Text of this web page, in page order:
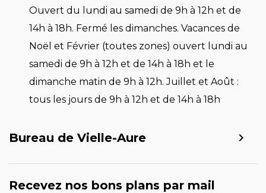
Ouvert du lundi au samedi de 9h à 12h et de
14h à 18h. Fermé les dimanches. Vacances de
Noël et Février (toutes zones) ouvert lundi au
samedi de 9h à 12h et de 14h à 18h et le
dimanche matin de 9h à 12h. Juillet et Août :
tous les jours de 9h à 12h et de 14h à 18h
Bureau de Vielle-Aure
Recevez nos bons plans par mail